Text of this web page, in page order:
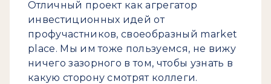
Отличный проект как агрегатор
инвестиционных идей от
профучастников, своеобразный market
place. Мы им тоже пользуемся, не вижу
ничего зазорного в том, чтобы узнать в
какую сторону смотрят коллеги.